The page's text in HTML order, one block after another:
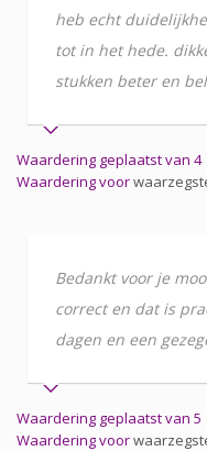
heb echt
tot in het hede.
stukken beter en
Waardering geplaatst van 4
Waardering voor
Bedankt voor je
correct en dat is
dagen en een
Waardering geplaatst van 5
Waardering voor